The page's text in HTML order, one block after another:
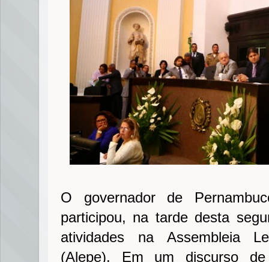
O governador de
participou, na tarde desta
atividades na Assembleia
(Alepe). Em um discurso